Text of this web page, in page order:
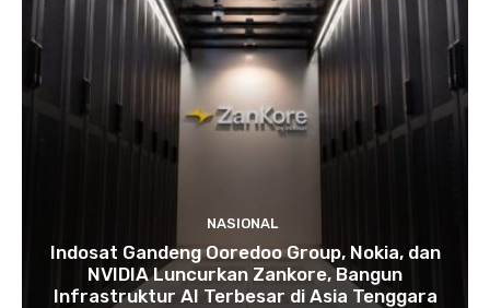
NASIONAL
Indosat Gandeng Ooredoo Group, Nokia, dan
NVIDIA Luncurkan Zankore, Bangun
Infrastruktur AI Terbesar di Asia Tenggara